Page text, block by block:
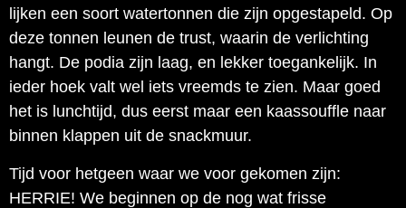
lijken een soort watertonnen die zijn opgestapeld. Op
deze tonnen leunen de trust, waarin de verlichting
hangt. De podia zijn laag, en lekker toegankelijk. In
ieder hoek valt wel iets vreemds te zien. Maar goed
het is lunchtijd, dus eerst maar een kaassouffle naar
binnen klappen uit de snackmuur.
Tijd voor hetgeen waar we voor gekomen zijn:
HERRIE! We beginnen op de nog wat frisse